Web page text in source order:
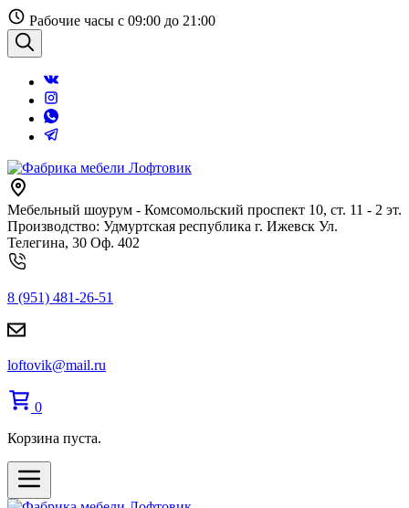
Перейти
к
содержанию
Рабочие часы с 09:00 до 21:00
Поиск
Мебельный шоурум - Комсомольский проспект 10, ст. 11 - 2 эт.
Производство: Удмуртская республика г. Ижевск Ул.
Телегина, 30 Оф. 402
8 (951) 481-26-51
loftovik@mail.ru
0
Корзина пуста.